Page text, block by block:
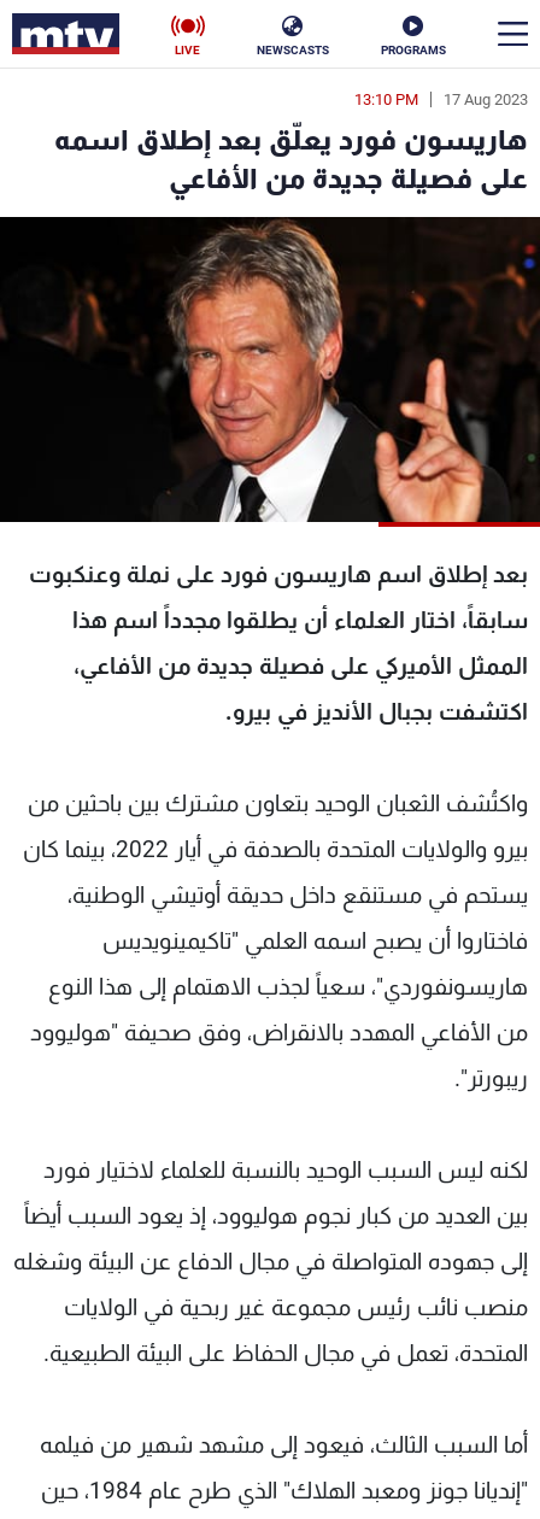
PROGRAMS
NEWSCASTS
LIVE
17 Aug 2023
13:10 PM
هاريسون فورد يعلّق بعد إطلاق اسمه
على فصيلة جديدة من الأفاعي
بعد إطلاق اسم هاريسون فورد على نملة وعنكبوت
سابقاً، اختار العلماء أن يطلقوا مجدداً اسم هذا
الممثل الأميركي على فصيلة جديدة من الأفاعي،
اكتشفت بجبال الأنديز في بيرو.
واكتُشف الثعبان الوحيد بتعاون مشترك بين باحثين من
بيرو والولايات المتحدة بالصدفة في أيار 2022، بينما كان
يستحم في مستنقع داخل حديقة أوتيشي الوطنية،
فاختاروا أن يصبح اسمه العلمي "تاكيمينويديس
هاريسونفوردي"، سعياً لجذب الاهتمام إلى هذا النوع
من الأفاعي المهدد بالانقراض، وفق صحيفة "هوليوود
ريبورتر".
لكنه ليس السبب الوحيد بالنسبة للعلماء لاختيار فورد
بين العديد من كبار نجوم هوليوود، إذ يعود السبب أيضاً
إلى جهوده المتواصلة في مجال الدفاع عن البيئة وشغله
منصب نائب رئيس مجموعة غير ربحية في الولايات
المتحدة، تعمل في مجال الحفاظ على البيئة الطبيعية.
أما السبب الثالث، فيعود إلى مشهد شهير من فيلمه
"إنديانا جونز ومعبد الهلاك" الذي طرح عام 1984، حين
en
الأخبار
سياسة ناس
إقتصاد فن
منوعات رياضة
كأس العالم
البرامج
جدول البرامج
شاهد البرامج
الترددات
عن MTV
الإنـتـاج
وظائف
شروط الإسـتخدام